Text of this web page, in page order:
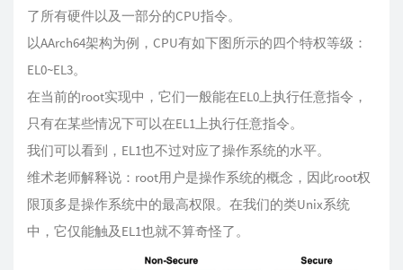
了所有硬件以及一部分的CPU指令。
以AArch64架构为例，CPU有如下图所示的四个特权等级：
EL0~EL3。
在当前的root实现中，它们一般能在EL0上执行任意指令，
只有在某些情况下可以在EL1上执行任意指令。
我们可以看到，EL1也不过对应了操作系统的水平。
维术老师解释说：root用户是操作系统的概念，因此root权
限顶多是操作系统中的最高权限。在我们的类Unix系统
中，它仅能触及EL1也就不算奇怪了。